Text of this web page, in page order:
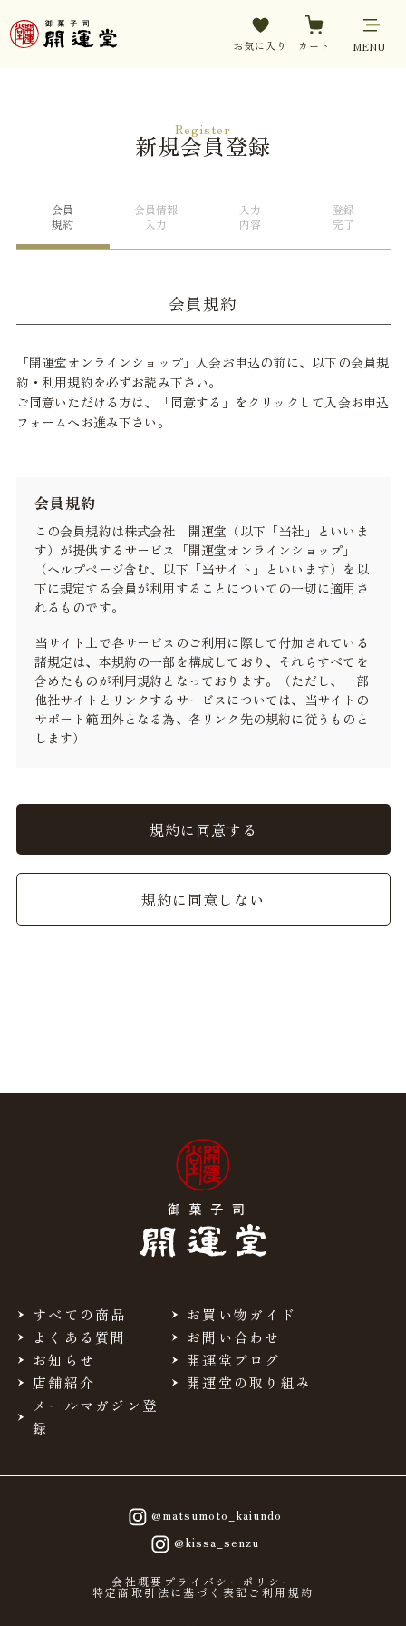
お気に入り カート MENU
Register
新規会員登録
会員
規約
会員情報
入力
入力
内容
登録
完了
会員規約
「開運堂オンラインショップ」入会お申込の前に、以下の会員規
約・利用規約を必ずお読み下さい。
ご同意いただける方は、「同意する」をクリックして入会お申込
フォームへお進み下さい。
会員規約
この会員規約は株式会社 開運堂（以下「当社」といいま
す）が提供するサービス「開運堂オンラインショップ」
（ヘルプページ含む、以下「当サイト」といいます）を以
下に規定する会員が利用することについての一切に適用さ
れるものです。
当サイト上で各サービスのご利用に際して付加されている
諸規定は、本規約の一部を構成しており、それらすべてを
含めたものが利用規約となっております。（ただし、一部
他社サイトとリンクするサービスについては、当サイトの
サポート範囲外となる為、各リンク先の規約に従うものと
します）
1. 当社は、会員の了承を得ることなく本規約を随時変更す
ることができるものとし、会員はこれを承諾します。
2. 前項の変更については、当サイト上に1ヵ月間表示した
時点で、全ての会員が了承したものとみなします。
会員のみなさまへの通知
す。
※ログインには、会員登録時に入力したメールアドレスお
よびパスワードが必要になります。
会員のみなさまから提供された個人情報
当サイトを利用するにあたって、会員の住所、電話番号、
購入履歴などの大切な個人情報がネットサーバ上に登録さ
れますが、当社はその個人情報を適切かつ確実に管理する
※チャートなど一個人が特定できない範囲で集計する場合
があります。
お客様からの会員登録を承認しない場合
会員登録の申し込みを当社が受けた際、架空の人物を登録
した場合や、本人以外の第三者の会員登録をした場合、過
適当と判断した時は、その会員登録を承認しない場合があ
また一度承認した会員であっても前述のいずれかであるこ
とが判明した場合は、ただちに承認を取り消させていただ
個人利用以外に転用、商用することを禁止しま
規約に同意しない
規約に同意する
すべての商品
お買い物ガイド
よくある質問
お問い合わせ
お知らせ
開運堂ブログ
店舗紹介
開運堂の取り組み
メールマガジン登
録
@matsumoto_kaiundo
@kissa_senzu
会社概要 プライバシーポリシー
特定商取引法に基づく表記 ご利用規約